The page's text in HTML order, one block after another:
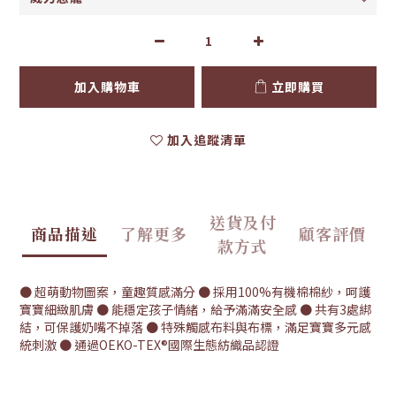
加入購物車 立即購買
加入追蹤清單
商品描述 了解更多
送貨及付
款方式
顧客評價
● 超萌動物圖案，童趣質感滿分 ● 採用100%有機棉棉紗，呵護
寶寶細緻肌膚 ● 能穩定孩子情緒，給予滿滿安全感 ● 共有3處綁
結，可保護奶嘴不掉落 ● 特殊觸感布料與布標，滿足寶寶多元感
統刺激 ● 通過OEKO-TEX®國際生態紡織品認證